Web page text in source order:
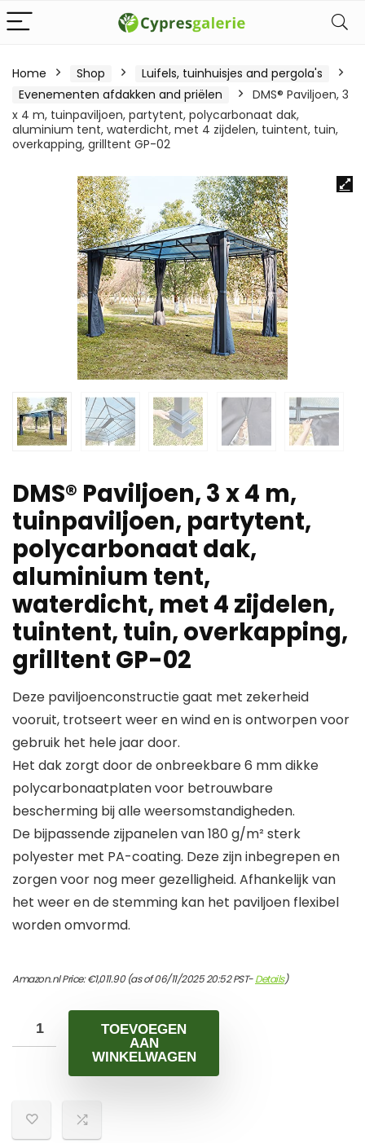
Home Shop
Luifels, tuinhuisjes and pergola's
Evenementen afdakken and priëlen
DMS® Paviljoen, 3
x 4 m, tuinpaviljoen, partytent, polycarbonaat dak,
aluminium tent, waterdicht, met 4 zijdelen, tuintent, tuin,
overkapping, grilltent GP-02
DMS® Paviljoen, 3 x 4 m,
tuinpaviljoen, partytent,
polycarbonaat dak,
aluminium tent,
waterdicht, met 4 zijdelen,
tuintent, tuin, overkapping,
grilltent GP-02
Deze paviljoenconstructie gaat met zekerheid
vooruit, trotseert weer en wind en is ontworpen voor
gebruik het hele jaar door.
Het dak zorgt door de onbreekbare 6 mm dikke
polycarbonaatplaten voor betrouwbare
bescherming bij alle weersomstandigheden.
De bijpassende zijpanelen van 180 g/m² sterk
polyester met PA-coating. Deze zijn inbegrepen en
zorgen voor nog meer gezelligheid. Afhankelijk van
het weer en de stemming kan het paviljoen flexibel
worden omvormd.
Amazon.nl Price:€1,011.90(as of 06/11/2025 20:52 PST-Details)
TOEVOEGEN
AAN
WINKELWAGEN